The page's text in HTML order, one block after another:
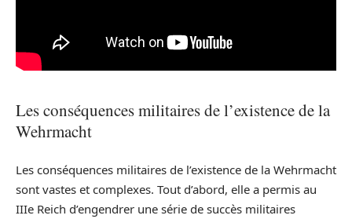
Les conséquences militaires de l’existence de la
Wehrmacht
Les conséquences militaires de l’existence de la Wehrmacht
sont vastes et complexes. Tout d’abord, elle a permis au
IIIe Reich d’engendrer une série de succès militaires